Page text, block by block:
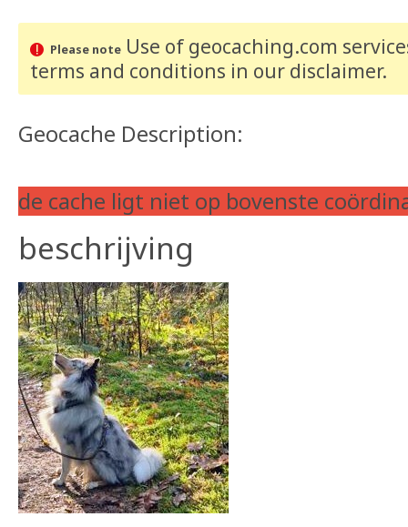
Please noteUse of geocaching.com
terms and conditions in our disclaimer.
Geocache Description:
de cache ligt niet op bovenste
beschrijving